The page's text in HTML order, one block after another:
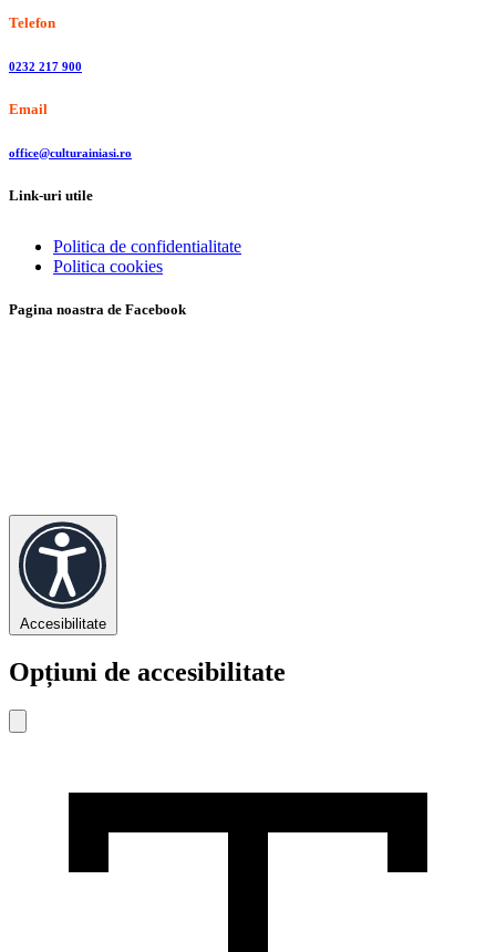
Telefon
0232 217 900
Email
office@culturainiasi.ro
Link-uri utile
Politica de confidentialitate
Politica cookies
Pagina noastra de Facebook
Accesibilitate
Opțiuni de accesibilitate